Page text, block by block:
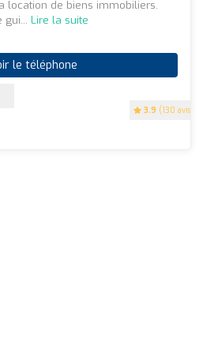
3.9 (130 avis)
location de biens immobiliers.
gui... Lire la suite
le téléphone